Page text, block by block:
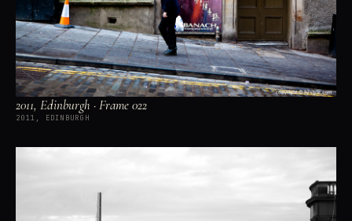
2011, Edinburgh · Frame 022
2011, EDINBURGH